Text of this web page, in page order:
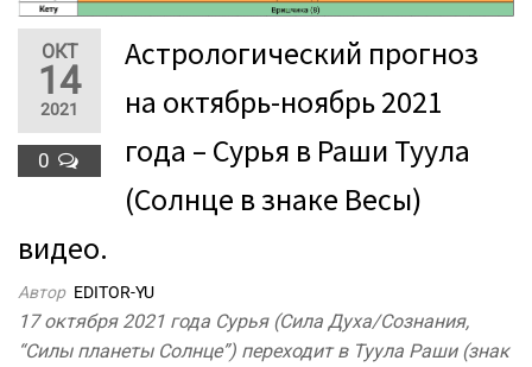
ОКТ
14
2021
0
Астрологический прогноз
на октябрь-ноябрь 2021
года – Сурья в Раши Туула
(Солнце в знаке Весы)
видео.
Автор EDITOR-YU
17 октября 2021 года Сурья (Сила Духа/Сознания,
“Силы планеты Солнце”) переходит в Туула Раши (знак